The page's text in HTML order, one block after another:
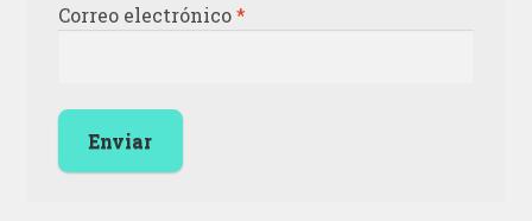
Correo electrónico*